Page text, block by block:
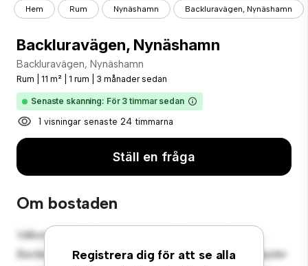
Hem Rum Nynäshamn Backluravägen, Nynäshamn
Backluravägen, Nynäshamn
Backluravägen, Nynäshamn
Rum 11 m² 1 rum 3 månader sedan
Senaste skanning: För 3 timmar sedan
1 visningar senaste 24 timmarna
Ställ en fråga
Om bostaden
Registrera dig för att se alla
Välkommen till ditt nya mysiga tillflyktsort på
Backluravägen, Nynäshamn! Detta bekväma rum erbjuder